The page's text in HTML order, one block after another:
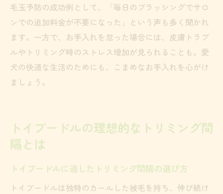
毛玉予防の成功例として、「毎日のブラッシングでサロ
ンでの追加料金が不要になった」という声も多く聞かれ
ます。一方で、お手入れを怠った場合には、皮膚トラブ
ルやトリミング時のストレス増加が見られることも。愛
犬の快適な生活のためにも、こまめなお手入れを心がけ
ましょう。
トイプードルの理想的なトリミング間
隔とは
トイプードルに適したトリミング間隔の選び方
トイプードルは独特のカールした被毛を持ち、伸び続け